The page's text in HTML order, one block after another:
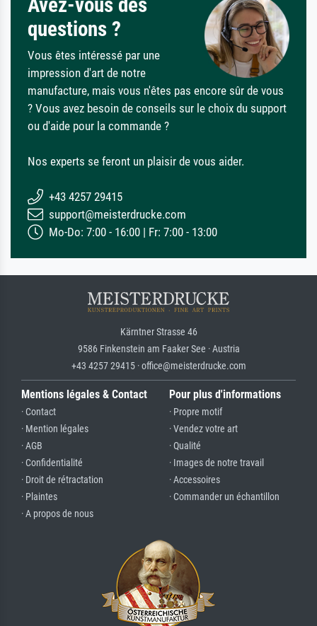
Avez-vous des
questions ?
Vous êtes intéressé par une
impression d'art de notre
manufacture, mais vous n'êtes pas encore sûr de vous
? Vous avez besoin de conseils sur le choix du support
ou d'aide pour la commande ?
Nos experts se feront un plaisir de vous aider.
+43 4257 29415
support@meisterdrucke.com
Mo-Do: 7:00 - 16:00 | Fr: 7:00 - 13:00
Kärntner Strasse 46
9586 Finkenstein am Faaker See · Austria
+43 4257 29415 · office@meisterdrucke.com
Mentions légales & Contact
· Contact
· Mention légales
· AGB
· Confidentialité
· Droit de rétractation
· Plaintes
· A propos de nous
Pour plus d'informations
· Propre motif
· Vendez votre art
· Qualité
· Images de notre travail
· Accessoires
· Commander un échantillon